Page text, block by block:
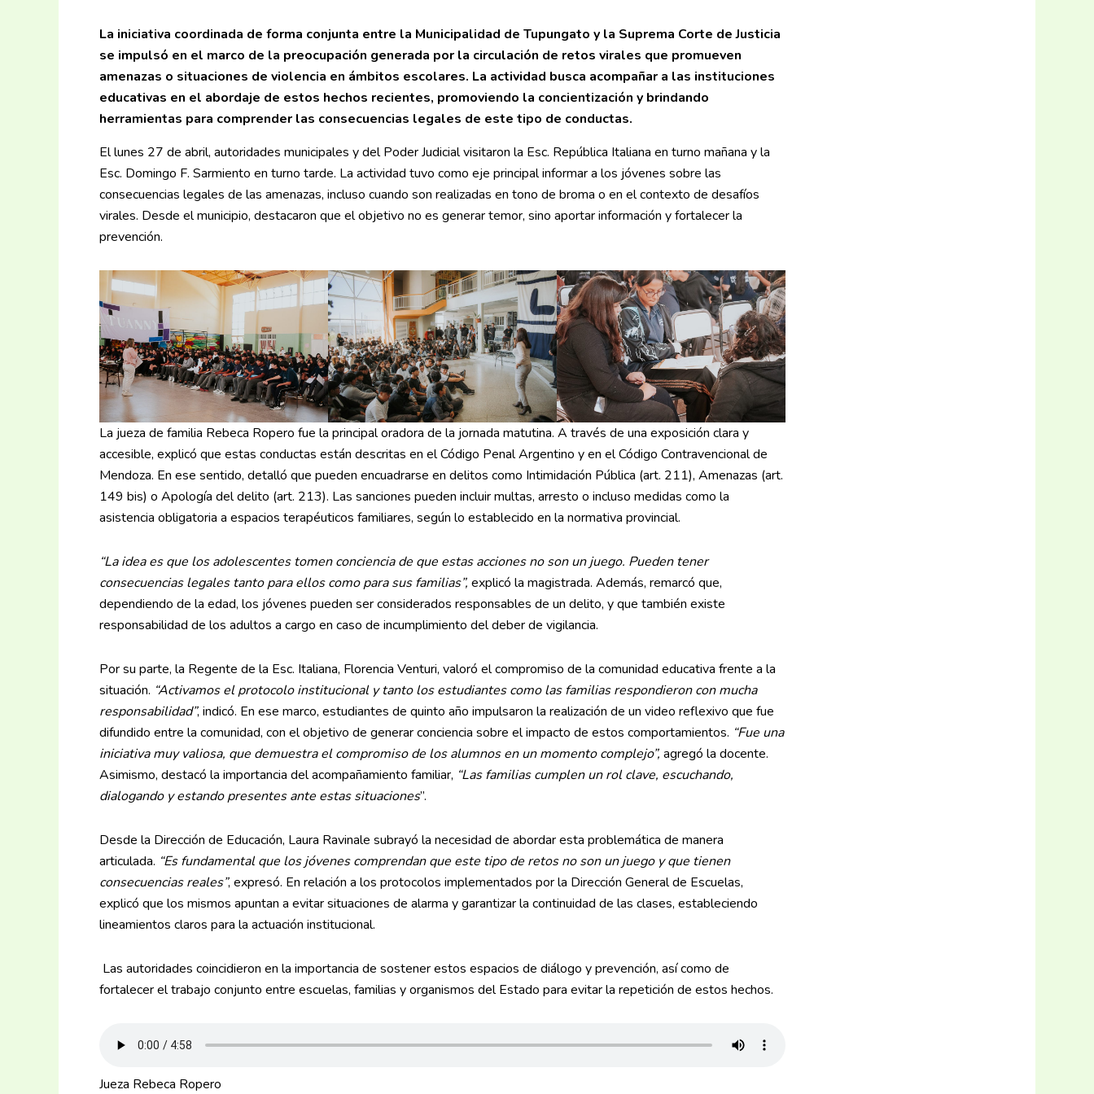
La iniciativa coordinada de forma conjunta entre la Municipalidad de Tupungato y la Suprema Corte de Justicia
se impulsó en el marco de la preocupación generada por la circulación de retos virales que promueven
amenazas o situaciones de violencia en ámbitos escolares. La actividad busca acompañar a las instituciones
educativas en el abordaje de estos hechos recientes, promoviendo la concientización y brindando
herramientas para comprender las consecuencias legales de este tipo de conductas.
El lunes 27 de abril, autoridades municipales y del Poder Judicial visitaron la Esc. República Italiana en turno mañana y la
Esc. Domingo F. Sarmiento en turno tarde. La actividad tuvo como eje principal informar a los jóvenes sobre las
consecuencias legales de las amenazas, incluso cuando son realizadas en tono de broma o en el contexto de desafíos
virales. Desde el municipio, destacaron que el objetivo no es generar temor, sino aportar información y fortalecer la
prevención.
La jueza de familia Rebeca Ropero fue la principal oradora de la jornada matutina. A través de una exposición clara y
accesible, explicó que estas conductas están descritas en el Código Penal Argentino y en el Código Contravencional de
Mendoza. En ese sentido, detalló que pueden encuadrarse en delitos como Intimidación Pública (art. 211), Amenazas (art.
149 bis) o Apología del delito (art. 213). Las sanciones pueden incluir multas, arresto o incluso medidas como la
asistencia obligatoria a espacios terapéuticos familiares, según lo establecido en la normativa provincial.
“La idea es que los adolescentes tomen conciencia de que estas acciones no son un juego. Pueden tener
consecuencias legales tanto para ellos como para sus familias”, explicó la magistrada. Además, remarcó que,
dependiendo de la edad, los jóvenes pueden ser considerados responsables de un delito, y que también existe
responsabilidad de los adultos a cargo en caso de incumplimiento del deber de vigilancia.
Por su parte, la Regente de la Esc. Italiana, Florencia Venturi, valoró el compromiso de la comunidad educativa frente a la
situación. “Activamos el protocolo institucional y tanto los estudiantes como las familias respondieron con mucha
responsabilidad”, indicó. En ese marco, estudiantes de quinto año impulsaron la realización de un video reflexivo que fue
difundido entre la comunidad, con el objetivo de generar conciencia sobre el impacto de estos comportamientos. “Fue una
iniciativa muy valiosa, que demuestra el compromiso de los alumnos en un momento complejo”, agregó la docente.
Asimismo, destacó la importancia del acompañamiento familiar, “Las familias cumplen un rol clave, escuchando,
dialogando y estando presentes ante estas situaciones”.
Desde la Dirección de Educación, Laura Ravinale subrayó la necesidad de abordar esta problemática de manera
articulada. “Es fundamental que los jóvenes comprendan que este tipo de retos no son un juego y que tienen
consecuencias reales”, expresó. En relación a los protocolos implementados por la Dirección General de Escuelas,
explicó que los mismos apuntan a evitar situaciones de alarma y garantizar la continuidad de las clases, estableciendo
lineamientos claros para la actuación institucional.
Las autoridades coincidieron en la importancia de sostener estos espacios de diálogo y prevención, así como de
fortalecer el trabajo conjunto entre escuelas, familias y organismos del Estado para evitar la repetición de estos hechos.
Jueza Rebeca Ropero